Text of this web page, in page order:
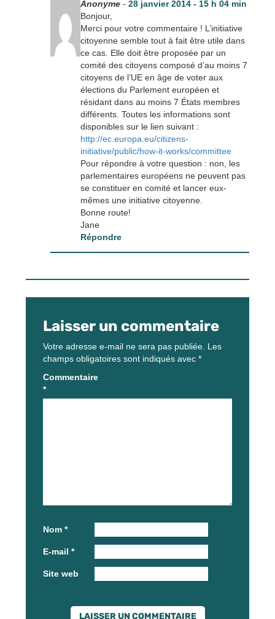
Anonyme- 28 janvier 2014 - 15 h 04 min
Bonjour,
Merci pour votre commentaire ! L’initiative
citoyenne semble tout à fait être utile dans
ce cas. Elle doit être proposée par un
comité des citoyens composé d’au moins 7
citoyens de l’UE en âge de voter aux
élections du Parlement européen et
résidant dans au moins 7 États membres
différents. Toutes les informations sont
disponibles sur le lien suivant :
http://ec.europa.eu/citizens-
initiative/public/how-it-works/committee
Pour répondre à votre question : non, les
parlementaires européens ne peuvent pas
se constituer en comité et lancer eux-
mêmes une initiative citoyenne.
Bonne route!
Jane
Répondre
Laisser un commentaire
Votre adresse e-mail ne sera pas publiée. Les
champs obligatoires sont indiqués avec *
Commentaire
*
Nom *
E-mail *
Site web